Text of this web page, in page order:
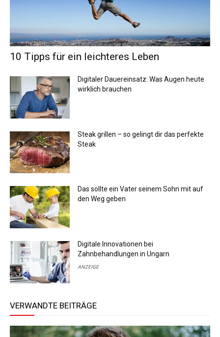
10 Tipps für ein leichteres Leben
Digitaler Dauereinsatz: Was Augen heute
wirklich brauchen
Steak grillen – so gelingt dir das perfekte
Steak
Das sollte ein Vater seinem Sohn mit auf
den Weg geben
Digitale Innovationen bei
Zahnbehandlungen in Ungarn
ANZEIGE
VERWANDTE BEITRÄGE